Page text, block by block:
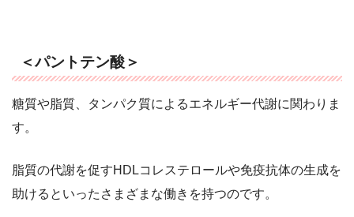
＜パントテン酸＞
糖質や脂質、タンパク質によるエネルギー代謝に関わりま
す。
脂質の代謝を促すHDLコレステロールや免疫抗体の生成を
助けるといったさまざまな働きを持つのです。